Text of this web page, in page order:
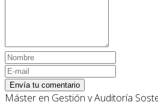
Envía tu comentario
Máster en Gestión y Auditoría